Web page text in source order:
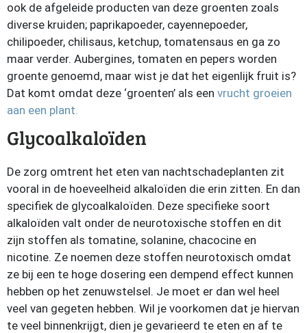
ook de afgeleide producten van deze groenten zoals
diverse kruiden; paprikapoeder, cayennepoeder,
chilipoeder, chilisaus, ketchup, tomatensaus en ga zo
maar verder. Aubergines, tomaten en pepers worden
groente genoemd, maar wist je dat het eigenlijk fruit is?
Dat komt omdat deze ‘groenten’ als een vrucht groeien
aan een plant.
Glycoalkaloïden
De zorg omtrent het eten van nachtschadeplanten zit
vooral in de hoeveelheid alkaloïden die erin zitten. En dan
specifiek de glycoalkaloïden. Deze specifieke soort
alkaloïden valt onder de neurotoxische stoffen en dit
zijn stoffen als tomatine, solanine, chacocine en
nicotine. Ze noemen deze stoffen neurotoxisch omdat
ze bij een te hoge dosering een dempend effect kunnen
hebben op het zenuwstelsel. Je moet er dan wel heel
veel van gegeten hebben. Wil je voorkomen dat je hiervan
te veel binnenkrijgt, dien je gevarieerd te eten en af te